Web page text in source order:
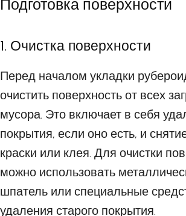
Подготовка поверхности
1. Очистка поверхности
Перед началом укладки
очистить поверхность от всех
мусора. Это включает в себя
покрытия, если оно есть, и
краски или клея. Для очистки
можно использовать
шпатель или специальные
удаления старого покрытия.